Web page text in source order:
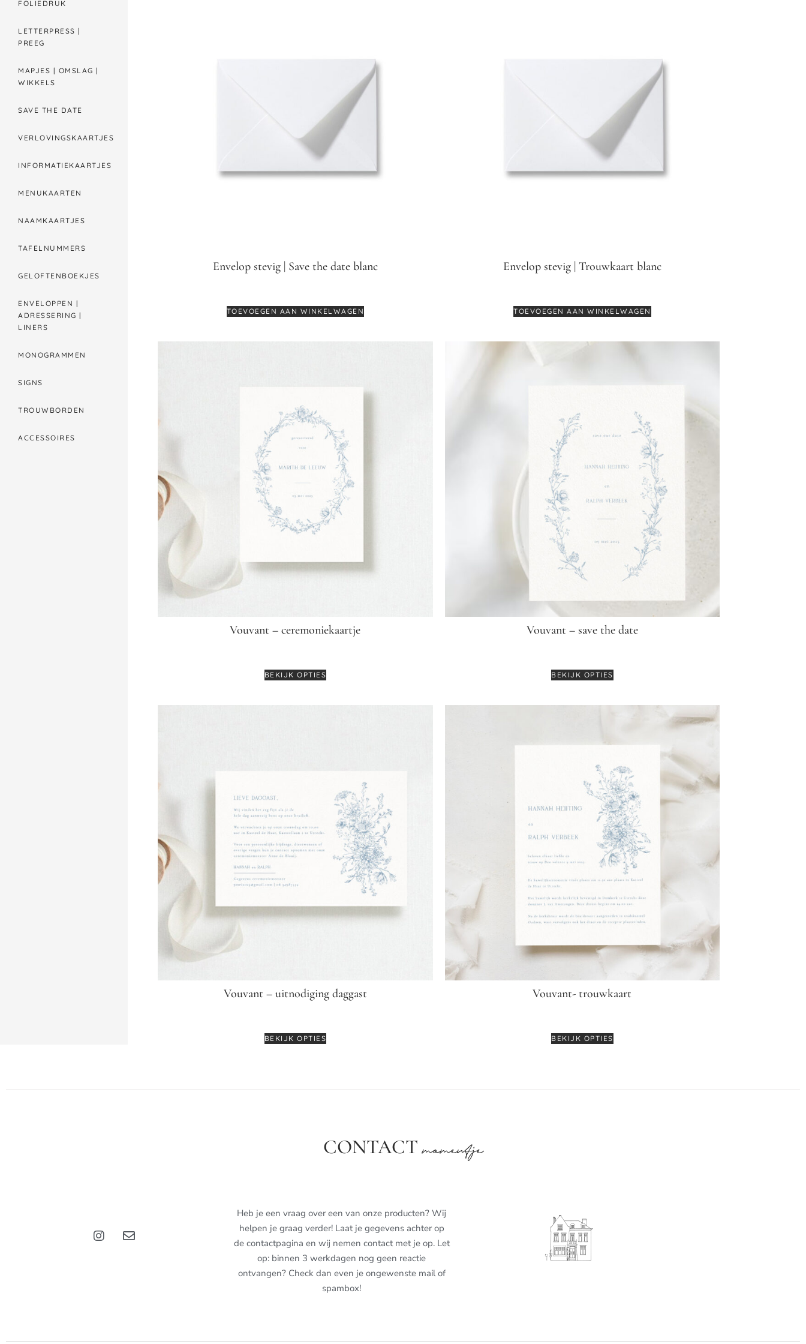
FOLIEDRUK
LETTERPRESS |
PREEG
MAPJES | OMSLAG |
WIKKELS
SAVE THE DATE
VERLOVINGSKAARTJES
INFORMATIEKAARTJES
MENUKAARTEN
NAAMKAARTJES
TAFELNUMMERS
GELOFTENBOEKJES
ENVELOPPEN |
ADRESSERING |
LINERS
MONOGRAMMEN
SIGNS
TROUWBORDEN
ACCESSOIRES
Envelop stevig | Save the date blanc
TOEVOEGEN AAN WINKELWAGEN
Envelop stevig | Trouwkaart blanc
TOEVOEGEN AAN WINKELWAGEN
Vouvant – ceremoniekaartje
BEKIJK OPTIES
Vouvant – save the date
BEKIJK OPTIES
Vouvant – uitnodiging daggast
BEKIJK OPTIES
Vouvant- trouwkaart
BEKIJK OPTIES
CONTACTmomentje
Heb je een vraag over een van onze producten? Wij
helpen je graag verder! Laat je gegevens achter op
de contactpagina en wij nemen contact met je op. Let
op: binnen 3 werkdagen nog geen reactie
ontvangen? Check dan even je ongewenste mail of
spambox!